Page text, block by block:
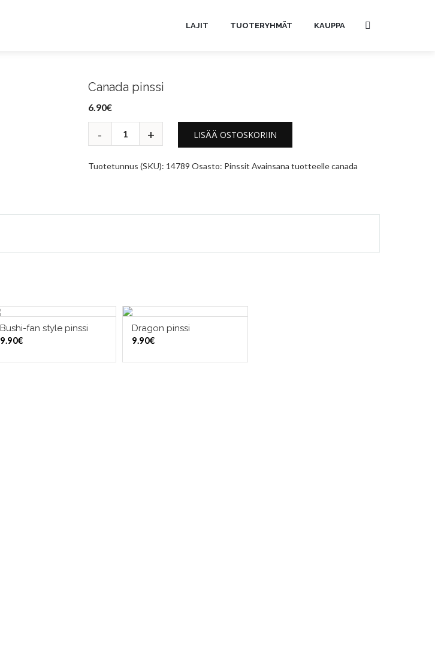
LAJIT TUOTERYHMÄT KAUPPA
Canada pinssi
6.90€
LISÄÄ OSTOSKORIIN
Tuotetunnus (SKU): 14789 Osasto: Pinssit Avainsana tuotteellecanada
LISÄÄ OSTOSKORIIN
Bushi-fan style pinssi
9.90€
LISÄÄ OSTOSKORIIN
Dragon pinssi
9.90€